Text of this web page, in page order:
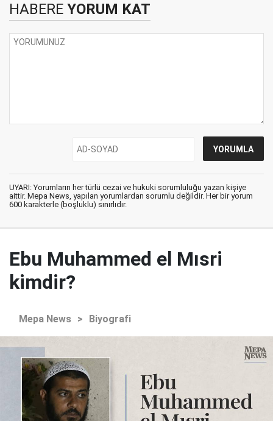
HABERE YORUM KAT
UYARI: Yorumların her türlü cezai ve hukuki sorumluluğu yazan kişiye
aittir. Mepa News, yapılan yorumlardan sorumlu değildir. Her bir yorum
600 karakterle (boşluklu) sınırlıdır.
Ebu Muhammed el Mısri
kimdir?
Mepa News > Biyografi